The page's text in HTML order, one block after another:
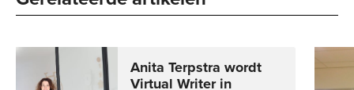
Anita Terpstra wordt
Virtual Writer in